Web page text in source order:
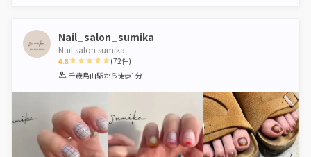
Nail_salon_sumika
Nail salon sumika
4.8
1 2 3 4 5
(72件)
千歳烏山駅から徒歩1分